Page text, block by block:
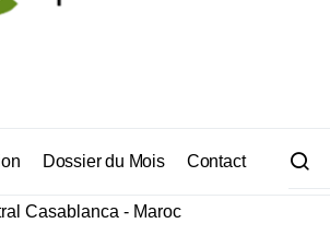
Dossier du Mois Contact
D’ASSURANCE (CCCA)
Casablanca - Maroc